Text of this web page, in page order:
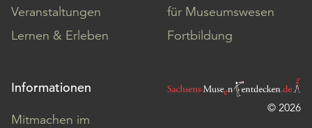
Veranstaltungen
Lernen & Erleben
für Museumswesen
Fortbildung
Informationen
Mitmachen im
© 2026